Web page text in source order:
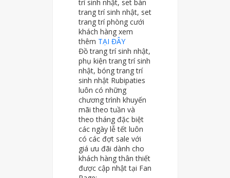
trí sinh nhật, set bàn
trang trí sinh nhật, set
trang trí phòng cưới
khách hàng xem
thêm TẠI ĐÂY
Đồ trang trí sinh nhật,
phụ kiện trang trí sinh
nhật, bóng trang trí
sinh nhật Rubipaties
luôn có những
chương trình khuyến
mãi theo tuần và
theo tháng đặc biệt
các ngày lễ tết luôn
có các đợt sale với
giá ưu đãi dành cho
khách hàng thân thiết
được cập nhật tại Fan